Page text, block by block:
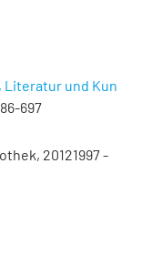
und Kun
697
20121997 -